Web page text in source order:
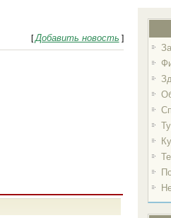
[Добавить новость ]